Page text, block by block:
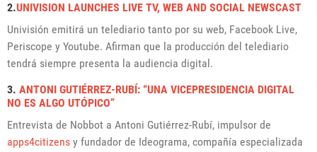
2.UNIVISION LAUNCHES LIVE TV, WEB AND SOCIAL NEWSCAST
Univisión emitirá un telediario tanto por su web, Facebook Live,
Periscope y Youtube. Afirman que la producción del telediario
tendrá siempre presenta la audiencia digital.
3. ANTONI GUTIÉRREZ-RUBÍ: “UNA VICEPRESIDENCIA DIGITAL
NO ES ALGO UTÓPICO”
Entrevista de Nobbot a Antoni Gutiérrez-Rubí, impulsor de
apps4citizens y fundador de Ideograma, compañía especializada